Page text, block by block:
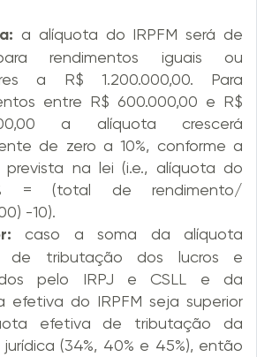
a alíquota do IRPFM será de
rendimentos iguais ou
a R$ 1.200.000,00. Para
entre R$ 600.000,00 e R$
a alíquota crescerá
de zero a 10%, conforme a
prevista na lei (i.e., alíquota do
= (total de rendimento/
-10).
caso a soma da alíquota
de tributação dos lucros e
pelo IRPJ e CSLL e da
efetiva do IRPFM seja superior
efetiva de tributação da
(34%, 40% e 45%), então